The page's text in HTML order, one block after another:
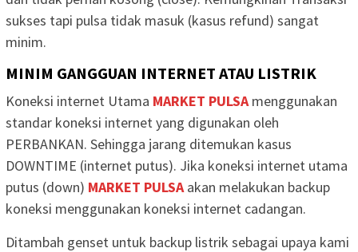
sukses tapi pulsa tidak masuk (kasus refund) sangat
minim.
MINIM GANGGUAN INTERNET ATAU LISTRIK
Koneksi internet Utama MARKET PULSAmenggunakan
standar koneksi internet yang digunakan oleh
PERBANKAN. Sehingga jarang ditemukan kasus
DOWNTIME (internet putus). Jika koneksi internet utama
putus (down) MARKET PULSAakan melakukan backup
koneksi menggunakan koneksi internet cadangan.
Ditambah genset untuk backup listrik sebagai upaya kami